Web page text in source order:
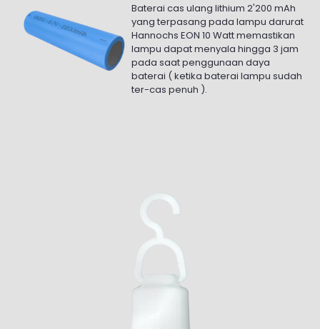
Baterai cas ulang lithium 2'200 mAh
yang terpasang pada lampu darurat
Hannochs EON 10 Watt memastikan
lampu dapat menyala hingga 3 jam
pada saat penggunaan daya
baterai ( ketika baterai lampu sudah
ter-cas penuh ).